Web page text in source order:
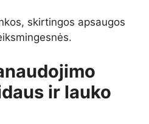
skirtingos apsaugos
ir lauko